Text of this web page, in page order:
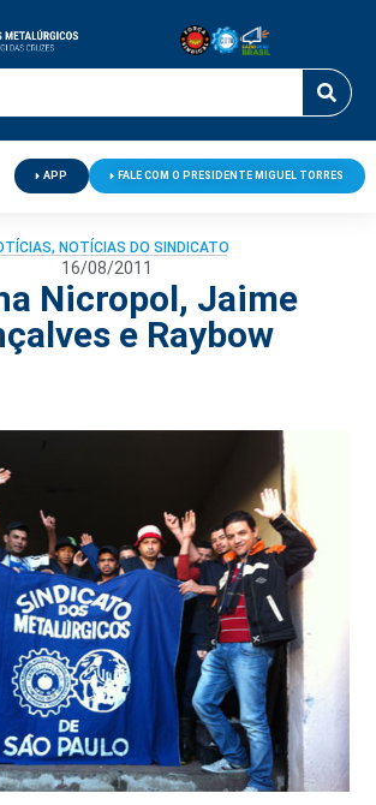
APP FALE COM O PRESIDENTE MIGUEL TORRES
, NOTÍCIAS DO SINDICATO
16/08/2011
Nicropol, Jaime
e Raybow